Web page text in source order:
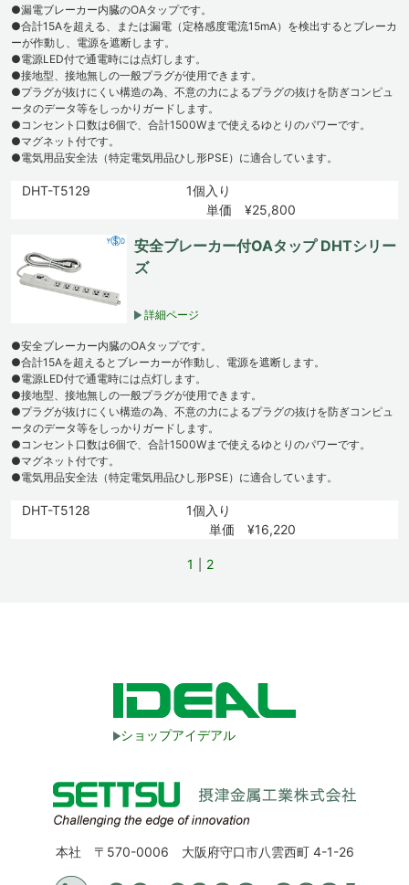
●漏電ブレーカー内臓のOAタップです。
●合計15Aを超える、または漏電（定格感度電流15mA）を検出するとブレーカ
ーが作動し、電源を遮断します。
●電源LED付で通電時には点灯します。
●接地型、接地無しの一般プラグが使用できます。
●プラグが抜けにくい構造の為、不意の力によるプラグの抜けを防ぎコンピュ
ータのデータ等をしっかりガードします。
●コンセント口数は6個で、合計1500Wまで使えるゆとりのパワーです。
●マグネット付です。
●電気用品安全法（特定電気用品ひし形PSE）に適合しています。
DHT-T5129
1個入り
単価 ¥25,800
安全ブレーカー付OAタップ DHTシリー
ズ
詳細ページ
●安全ブレーカー内臓のOAタップです。
●合計15Aを超えるとブレーカーが作動し、電源を遮断します。
●電源LED付で通電時には点灯します。
●接地型、接地無しの一般プラグが使用できます。
●プラグが抜けにくい構造の為、不意の力によるプラグの抜けを防ぎコンピュ
ータのデータ等をしっかりガードします。
●コンセント口数は6個で、合計1500Wまで使えるゆとりのパワーです。
●マグネット付です。
●電気用品安全法（特定電気用品ひし形PSE）に適合しています。
DHT-T5128
1個入り
単価 ¥16,220
1 2
ショップアイデアル
本社 〒570-0006 大阪府守口市八雲西町 4-1-26